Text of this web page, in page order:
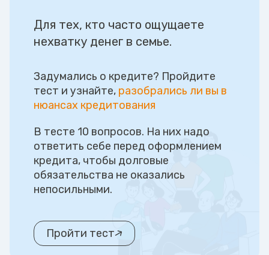
Для тех, кто часто ощущаете
нехватку денег в семье.
Задумались о кредите? Пройдите
тест и узнайте, разобрались ли вы в
нюансах кредитования
В тесте 10 вопросов. На них надо
ответить себе перед оформлением
кредита, чтобы долговые
обязательства не оказались
непосильными.
Пройти тест